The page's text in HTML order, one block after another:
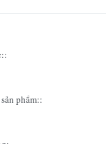
phẩm::